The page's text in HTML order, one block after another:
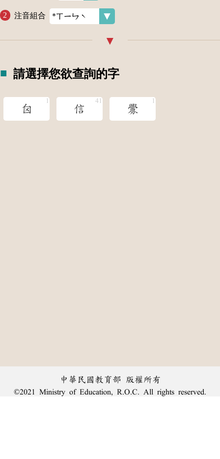
注音組合
請選擇您欲查詢的字
囟 信 釁
中華民國教育部 版權所有
©2021 Ministry of Education, R.O.C. All rights reserved.